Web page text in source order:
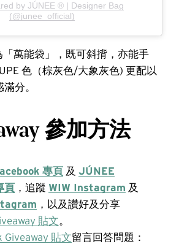
by JÚNEE ® | Designer Bag
(@junee_official)
「萬能袋」，既可斜揹，亦能手
色（棕灰色/大象灰色) 更配以
分。
參加方法
專頁及 JÚNEE
頁，追蹤 WIW Instagram 及
，以及讚好及分享
貼文。
Giveaway 貼文留言回答問題：